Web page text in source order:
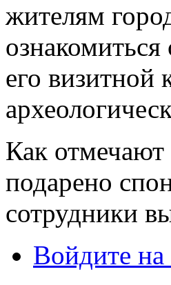
жителям
его визитной
Как отмечают
подарено
сотрудники
Войдите на